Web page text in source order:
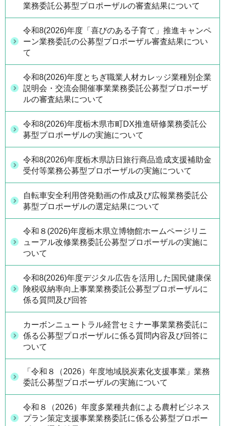
業務委託公募型プロポーザルの審査結果について
令和8(2026)年度「喜びのある子育て」推進キャンペ
ーン業務委託の公募型プロポーザル審査結果につい
て
令和8(2026)年度とちぎ職業人材カレッジ業種別企業
説明会・交流会開催事業業務委託公募型プロポーザ
ルの審査結果について
令和8(2026)年度栃木県市町DX推進研修業務委託公
募型プロポーザルの実施について
令和8(2026)年度栃木県訪日旅行商品造成支援補助金
受付等業務公募型プロポーザルの実施について
自転車安全利用啓発動画の作成及び広報業務委託公
募型プロポーザルの選定結果について
令和８(2026)年度栃木県立博物館ホームページリニ
ューアル改修業務委託公募型プロポーザルの実施に
ついて
令和8(2026)年度デジタル広告を活用した国民健康保
険税収納率向上事業業務委託公募型プロポーザルに
係る質問及び回答
カーボンニュートラル経営セミナー事業業務委託に
係る公募型プロポーザルに係る質問内容及び回答に
ついて
「令和８（2026）年度地域脱炭素化支援事業」業務
委託公募型プロポーザルの実施について
令和８（2026）年度多業種共創による農村ビジネス
プラン策定支援事業業務委託に係る公募型プロポー